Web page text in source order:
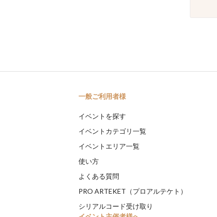
一般ご利用者様
イベントを探す
イベントカテゴリ一覧
イベントエリア一覧
使い方
よくある質問
PRO ARTEKET（プロアルテケト）
シリアルコード受け取り